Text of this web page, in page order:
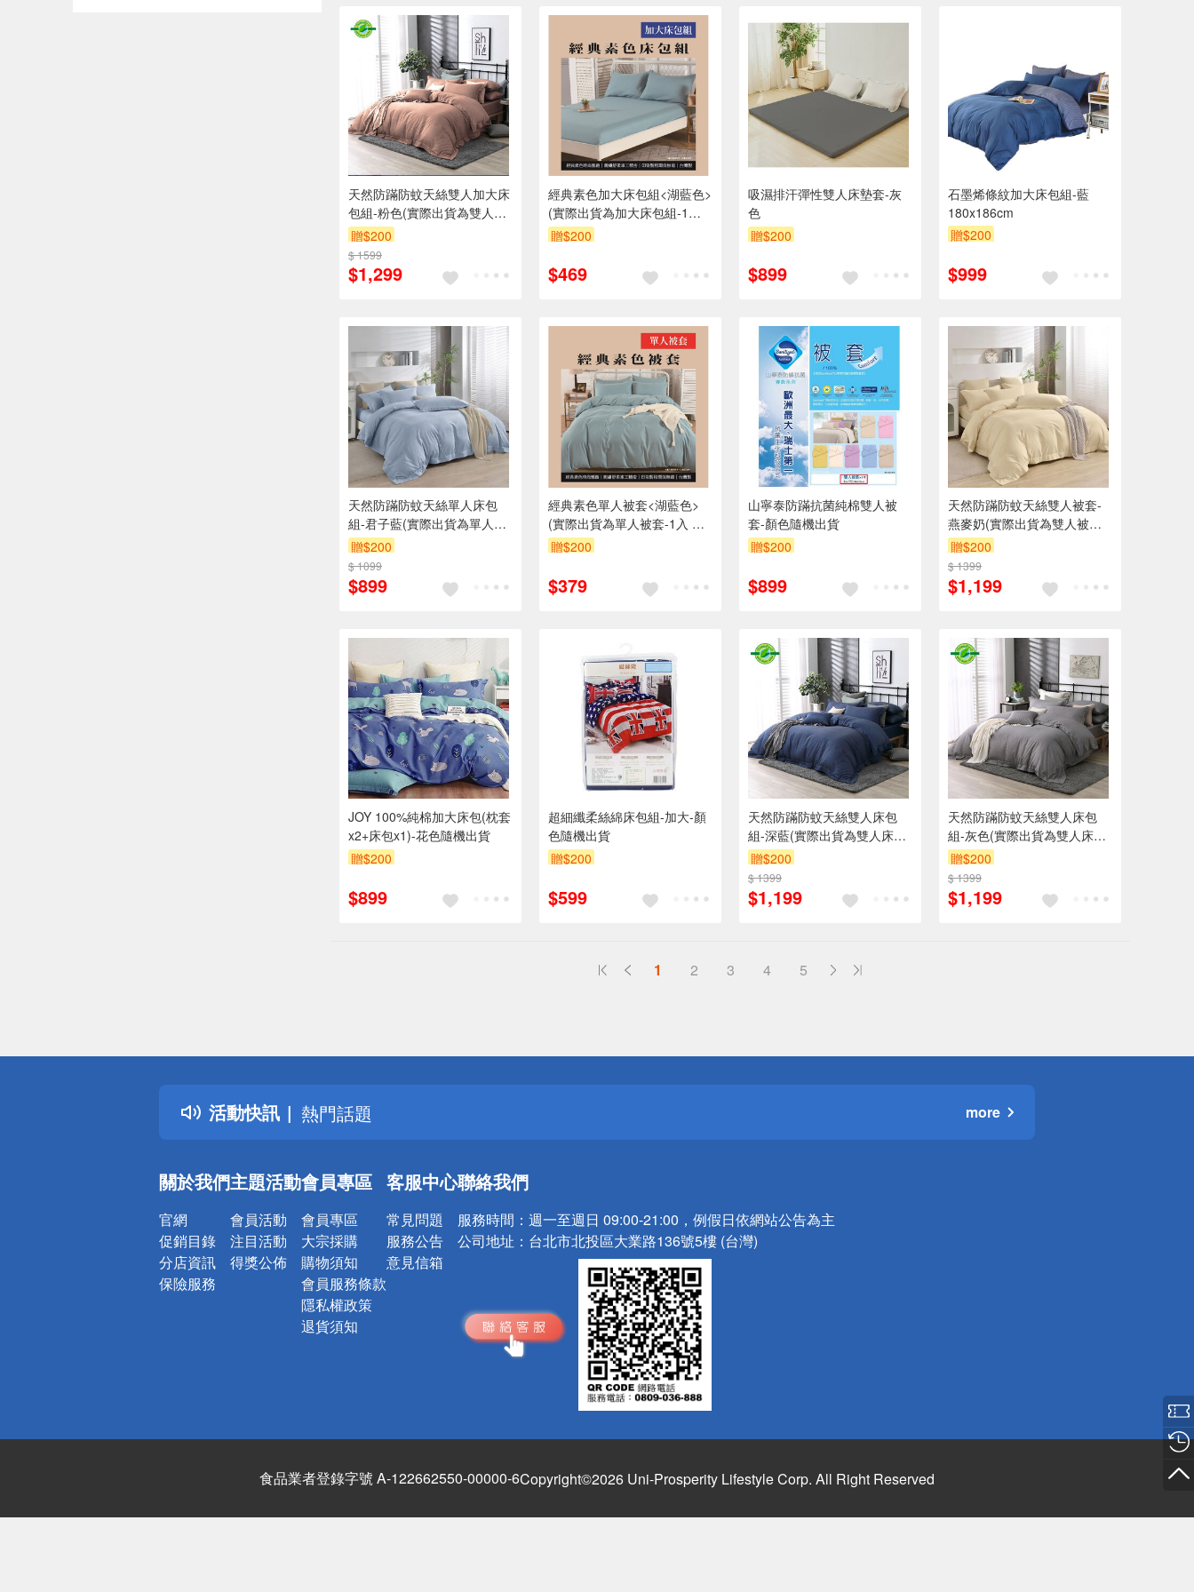
天然防蹣防蚊天絲雙人加大床
包組-粉色(實際出貨為雙人加
大床包組1入 不含其他陳列佈
置物)
贈$200
$ 1599
$1,299
經典素色加大床包組<湖藍色>
(實際出貨為加大床包組-1入
不含其他陳列佈置物)
贈$200
$469
吸濕排汗彈性雙人床墊套-灰
色
贈$200
$899
石墨烯條紋加大床包組-藍
180x186cm
贈$200
$999
天然防蹣防蚊天絲單人床包
組-君子藍(實際出貨為單人床
包組1入 不含其他陳列佈置物)
贈$200
$ 1099
$899
經典素色單人被套<湖藍色>
(實際出貨為單人被套-1入 不
含其他陳列佈置物)
贈$200
$379
山寧泰防蹣抗菌純棉雙人被
套-顏色隨機出貨
贈$200
$899
天然防蹣防蚊天絲雙人被套-
燕麥奶(實際出貨為雙人被套1
入 不含其他陳列佈置物)
贈$200
$ 1399
$1,199
JOY 100%純棉加大床包(枕套
x2+床包x1)-花色隨機出貨
贈$200
$899
超細纖柔絲綿床包組-加大-顏
色隨機出貨
贈$200
$599
天然防蹣防蚊天絲雙人床包
組-深藍(實際出貨為雙人床包
組1入 不含其他陳列佈置物)
贈$200
$ 1399
$1,199
天然防蹣防蚊天絲雙人床包
組-灰色(實際出貨為雙人床包
組1入 不含其他陳列佈置物)
贈$200
$ 1399
$1,199
1 2 3 4 5
活動快訊
詐騙網頁！請小心！
得獎公告
熱門話題
銀行優惠
詐騙網頁！請小心！
more
關於我們
官網
促銷目錄
分店資訊
保險服務
主題活動
會員活動
注目活動
得獎公佈
會員專區
會員專區
大宗採購
購物須知
會員服務條款
隱私權政策
退貨須知
客服中心
常見問題
服務公告
意見信箱
聯絡我們
服務時間： 週一至週日 09:00-21:00，例假日依網站公告為主
公司地址： 台北市北投區大業路136號5樓 (台灣)
食品業者登錄字號 A-122662550-00000-6Copyright©2026 Uni-Prosperity Lifestyle Corp. All Right Reserved